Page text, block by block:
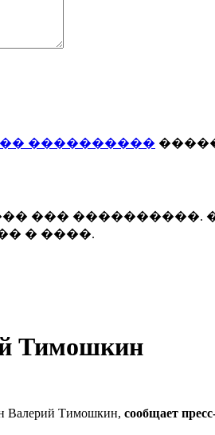
����������
���
� ����.
Тимошкин
Валерий Тимошкин, сообщает